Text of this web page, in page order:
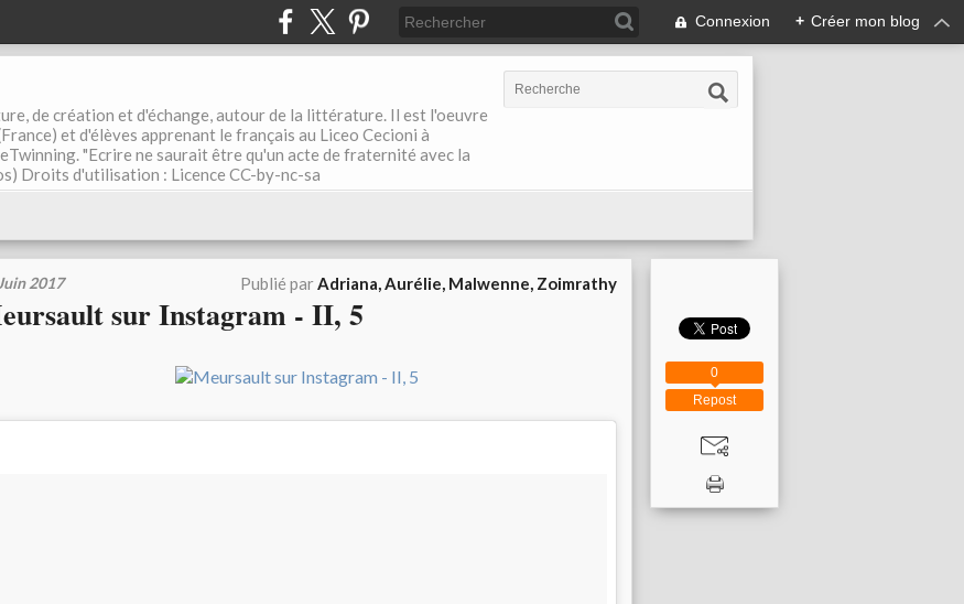
Connexion + Créer mon blog
de création et d'échange, autour de la littérature. Il est l'oeuvre
et d'élèves apprenant le français au Liceo Cecioni à
"Ecrire ne saurait être qu'un acte de fraternité avec la
Droits d'utilisation : Licence CC-by-nc-sa
2017 Publié parAdriana, Aurélie, Malwenne, Zoimrathy
sur Instagram - II, 5
Repost
0